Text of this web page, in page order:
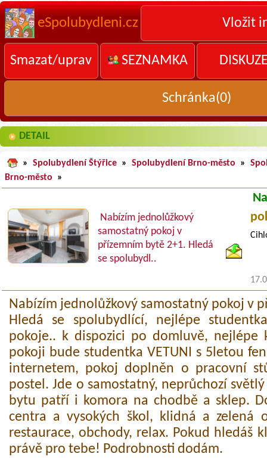
eSpolubydleni.cz Vložit
Smazat/uprav SEZNAMKA
Schránka(0)
DETAIL
» Spolubydlení Štýřice » Spolubydlení Brno-město »
Brno-město
»
Nabízím jednolůžkový
samostatný pokoj v
přízemním bytě 2+1. Hledá
se spolubydl..
Nabízím jednolůžkový samostatný pokoj v
Hledá se spolubydlící, nejlépe
pokoje.. k dispozici po domluvě, nejlépe
pokoji bude studentka VETUNI s 5letou
internetem, pokoj doplněn o pracovní
postel. Jde o samostatný, neprůchozí
bytu patří i komora na chodbě a sklep.
centra a vysokých škol, klidná a zelená
restaurace, obchody, relax. Pokud hledáš
právě pro tebe! Podrobnosti dodám.